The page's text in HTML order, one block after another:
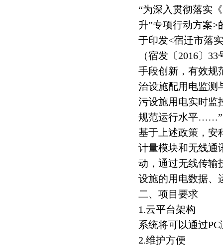
“为深入贯彻落实
升”专项行动方案>
于印发<宿迁市落
（宿发〔2016〕
手段创新，有效规
治设施配用电监测
污设施用电实时监
规范运行水平……”
基于上述政策，安
计量模块和无线通
动，通过无线传输
设施的用电数据、
二、项目要求
1.云平台架构
系统将可以通过
2.维护方便